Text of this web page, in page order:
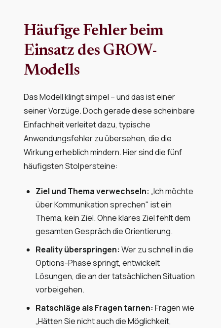
Häufige Fehler beim
Einsatz des GROW-
Modells
Das Modell klingt simpel – und das ist einer
seiner Vorzüge. Doch gerade diese scheinbare
Einfachheit verleitet dazu, typische
Anwendungsfehler zu übersehen, die die
Wirkung erheblich mindern. Hier sind die fünf
häufigsten Stolpersteine:
Ziel und Thema verwechseln: „Ich möchte
über Kommunikation sprechen" ist ein
Thema, kein Ziel. Ohne klares Ziel fehlt dem
gesamten Gespräch die Orientierung.
Reality überspringen: Wer zu schnell in die
Options-Phase springt, entwickelt
Lösungen, die an der tatsächlichen Situation
vorbeigehen.
Ratschläge als Fragen tarnen: Fragen wie
„Hätten Sie nicht auch die Möglichkeit,